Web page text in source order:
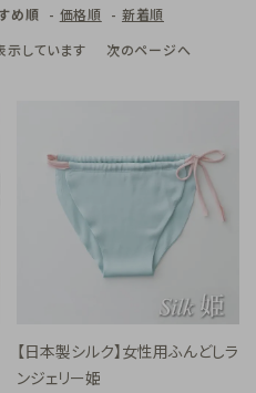
search
め順 - 価格順 - 新着順
しています
次のページへ
【日本製シルク】女性用ふんどしラ
ンジェリー姫